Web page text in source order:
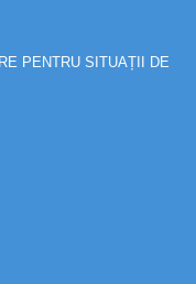
PENTRU SITUAȚII DE